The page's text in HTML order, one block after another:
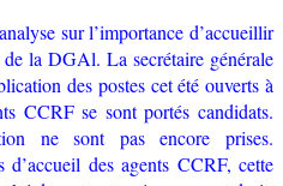
sur l’importance d’accueillir
de la DGAl. La secrétaire générale
des postes cet été ouverts à
CCRF se sont portés candidats.
ne sont pas encore prises.
des agents CCRF, cette